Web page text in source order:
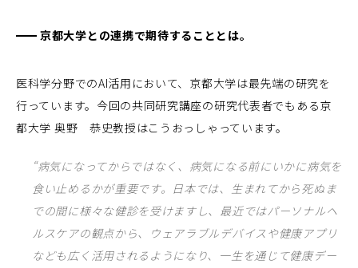
京都大学との連携で期待することとは。
医科学分野でのAI活用において、京都大学は最先端の研究を
行っています。今回の共同研究講座の研究代表者でもある京
都大学 奥野 恭史教授はこうおっしゃっています。
“病気になってからではなく、病気になる前にいかに病気を
食い止めるかが重要です。日本では、生まれてから死ぬま
での間に様々な健診を受けますし、最近ではパーソナルヘ
ルスケアの観点から、ウェアラブルデバイスや健康アプリ
なども広く活用されるようになり、一生を通じて健康デー